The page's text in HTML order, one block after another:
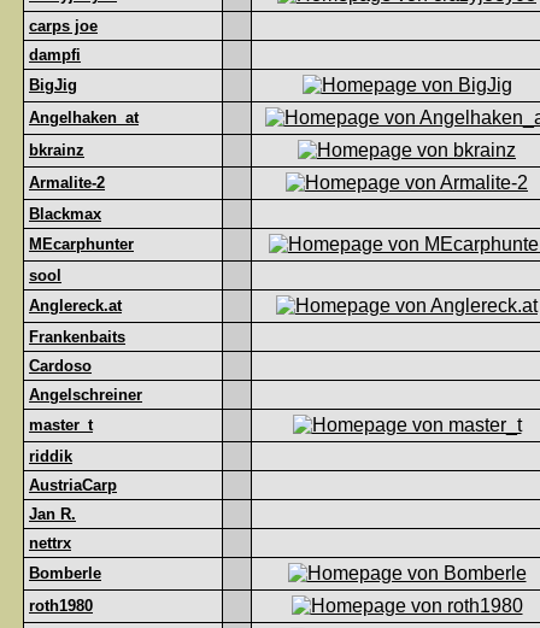
carps joe
dampfi
BigJig
Angelhaken_at
bkrainz
Armalite-2
Blackmax
MEcarphunter
sool
Anglereck.at
Frankenbaits
Cardoso
Angelschreiner
master_t
riddik
AustriaCarp
Jan R.
nettrx
Bomberle
roth1980